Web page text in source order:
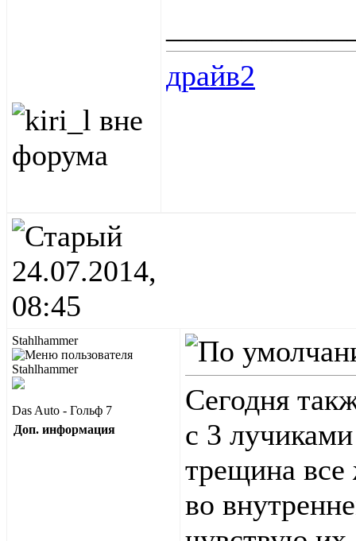
драйв2
24.07.2014,
08:45
Stahlhammer
Das Auto - Гольф 7
Доп. информация
Сегодня
с 3
трещина
во